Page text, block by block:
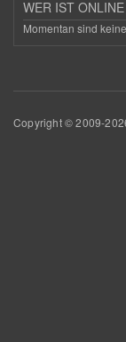
WER IST ONLINE
Momentan sind
Copyright © 2009-